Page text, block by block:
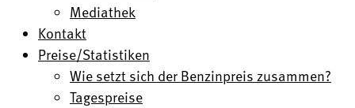
Mediathek
Kontakt
Preise/Statistiken
Wie setzt sich der Benzinpreis zusammen?
Tagespreise